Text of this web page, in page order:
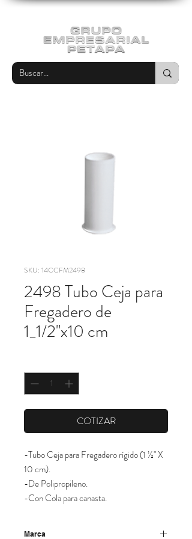
SKU: 14CCFM2498
2498 Tubo Ceja para
Fregadero de
1_1/2"x10 cm
COTIZAR
-Tubo Ceja para Fregadero rígido (1 ½" X
10 cm).
-De Polipropileno.
-Con Cola para canasta.
Marca